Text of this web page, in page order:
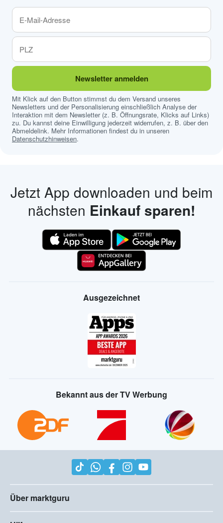
Newsletter anmelden
Mit Klick auf den Button stimmst du dem Versand unseres
Newsletters und der Personalisierung einschließlich Analyse der
Interaktion mit dem Newsletter (z. B. Öffnungsrate, Klicks auf Links)
zu. Du kannst deine Einwilligung jederzeit widerrufen, z. B. über den
Abmeldelink. Mehr Informationen findest du in unseren
Datenschutzhinweisen.
Jetzt App downloaden und beim
nächsten Einkauf sparen!
Ausgezeichnet
Bekannt aus der TV Werbung
Über marktguru